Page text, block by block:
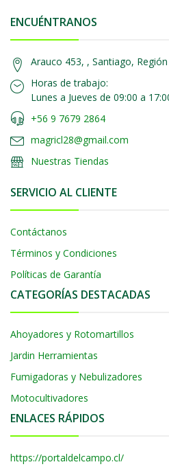
ENCUÉNTRANOS
Arauco 453, , Santiago,
Horas de trabajo:
Lunes a Jueves de 09:00 a
+56 9 7679 2864
magricl28@gmail.com
Nuestras Tiendas
SERVICIO AL CLIENTE
Contáctanos
Términos y Condiciones
Políticas de Garantía
CATEGORÍAS DESTACADAS
Ahoyadores y Rotomartillos
Jardin Herramientas
Fumigadoras y Nebulizadores
Motocultivadores
ENLACES RÁPIDOS
https://portaldelcampo.cl/